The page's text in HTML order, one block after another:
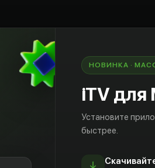
НОВИНКА ·
iTV для
Установите
быстрее.